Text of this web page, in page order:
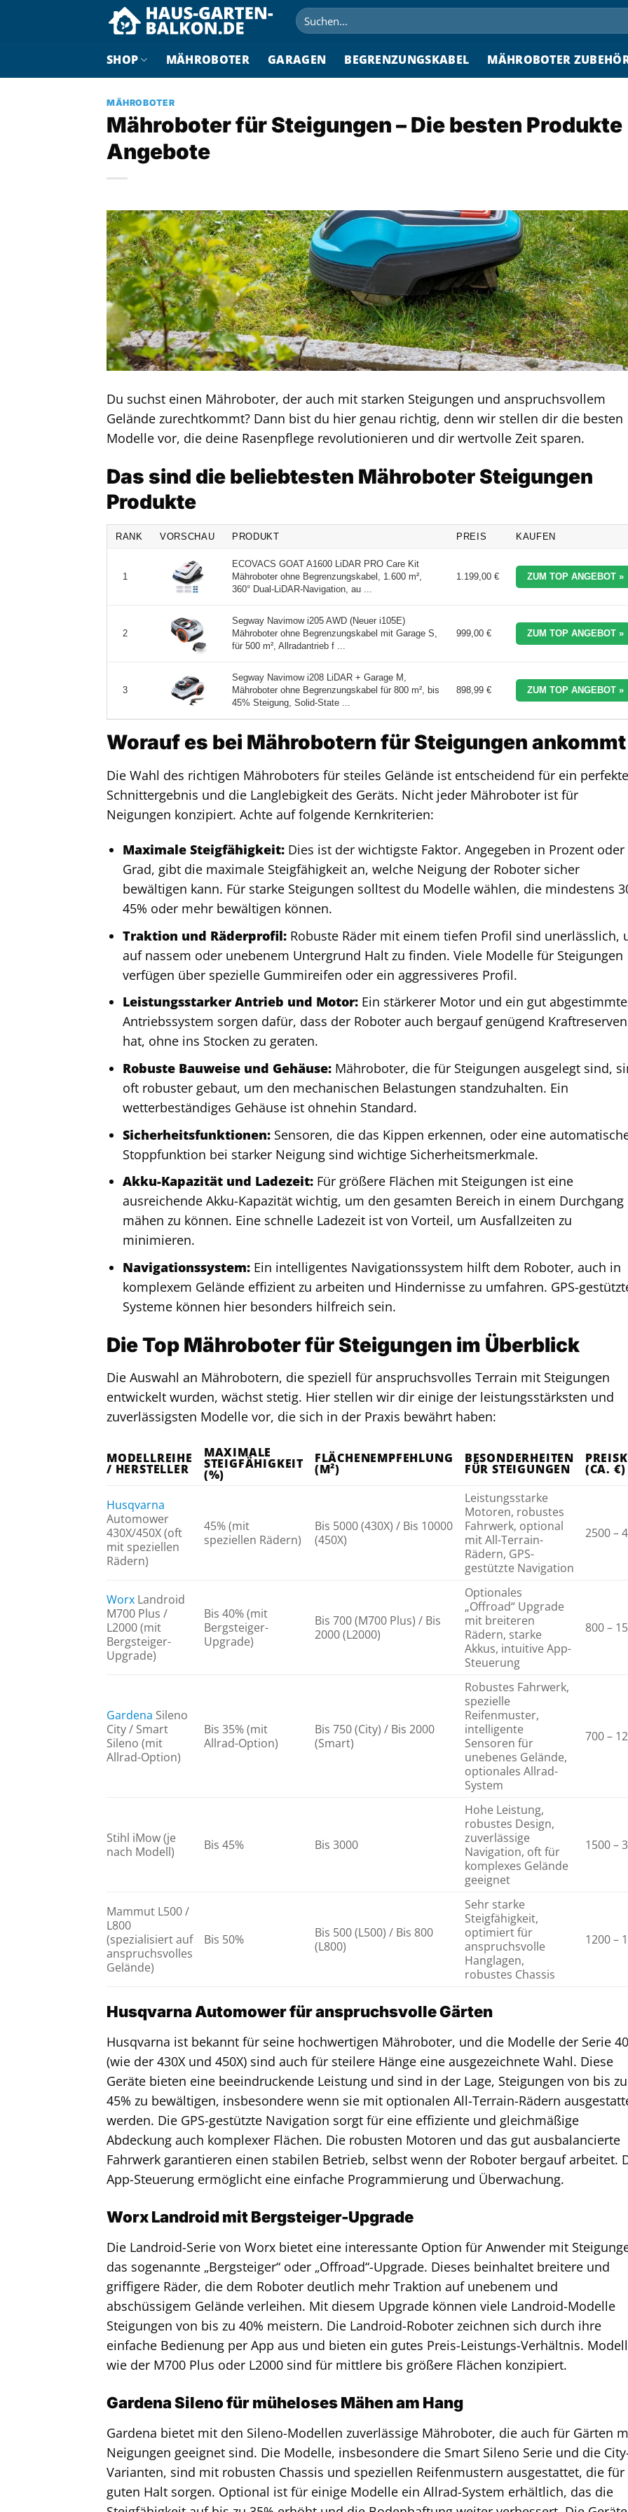
Suchen
nach:
SHOP MÄHROBOTER GARAGEN BEGRENZUNGSKABEL MÄHROBOTER
MÄHROBOTER
Mähroboter für Steigungen – Die besten Produkte |
Angebote
Du suchst einen Mähroboter, der auch mit starken Steigungen und anspruchsvollem
Gelände zurechtkommt? Dann bist du hier genau richtig, denn wir stellen dir die besten
Modelle vor, die deine Rasenpflege revolutionieren und dir wertvolle Zeit sparen.
Das sind die beliebtesten Mähroboter Steigungen
Produkte
RANK VORSCHAU PRODUKT PREIS KAUFEN
1
ECOVACS GOAT A1600 LiDAR PRO Care Kit
Mähroboter ohne Begrenzungskabel, 1.600 m²,
360° Dual-LiDAR-Navigation, au ...
1.199,00 € ZUM TOP ANGEBOT »
2
Segway Navimow i205 AWD (Neuer i105E)
Mähroboter ohne Begrenzungskabel mit Garage S,
für 500 m², Allradantrieb f ...
999,00 € ZUM TOP ANGEBOT »
3
Segway Navimow i208 LiDAR + Garage M,
Mähroboter ohne Begrenzungskabel für 800 m², bis
45% Steigung, Solid-State ...
898,99 € ZUM TOP ANGEBOT »
Worauf es bei Mährobotern für Steigungen ankommt
Die Wahl des richtigen Mähroboters für steiles Gelände ist entscheidend für ein
Schnittergebnis und die Langlebigkeit des Geräts. Nicht jeder Mähroboter ist für
Neigungen konzipiert. Achte auf folgende Kernkriterien:
Maximale Steigfähigkeit:Dies ist der wichtigste Faktor. Angegeben in Prozent oder
Grad, gibt die maximale Steigfähigkeit an, welche Neigung der Roboter sicher
bewältigen kann. Für starke Steigungen solltest du Modelle wählen, die mindestens
45% oder mehr bewältigen können.
Traktion und Räderprofil:Robuste Räder mit einem tiefen Profil sind unerlässlich,
auf nassem oder unebenem Untergrund Halt zu finden. Viele Modelle für Steigungen
verfügen über spezielle Gummireifen oder ein aggressiveres Profil.
Leistungsstarker Antrieb und Motor:Ein stärkerer Motor und ein gut
Antriebssystem sorgen dafür, dass der Roboter auch bergauf genügend Kraftreserven
hat, ohne ins Stocken zu geraten.
Robuste Bauweise und Gehäuse:Mähroboter, die für Steigungen ausgelegt sind,
oft robuster gebaut, um den mechanischen Belastungen standzuhalten. Ein
wetterbeständiges Gehäuse ist ohnehin Standard.
Sicherheitsfunktionen:Sensoren, die das Kippen erkennen, oder eine
Stoppfunktion bei starker Neigung sind wichtige Sicherheitsmerkmale.
Akku-Kapazität und Ladezeit:Für größere Flächen mit Steigungen ist eine
ausreichende Akku-Kapazität wichtig, um den gesamten Bereich in einem Durchgang
mähen zu können. Eine schnelle Ladezeit ist von Vorteil, um Ausfallzeiten zu
minimieren.
Navigationssystem:Ein intelligentes Navigationssystem hilft dem Roboter, auch in
komplexem Gelände effizient zu arbeiten und Hindernisse zu umfahren. GPS-
Systeme können hier besonders hilfreich sein.
Die Top Mähroboter für Steigungen im Überblick
Die Auswahl an Mährobotern, die speziell für anspruchsvolles Terrain mit Steigungen
entwickelt wurden, wächst stetig. Hier stellen wir dir einige der leistungsstärksten und
zuverlässigsten Modelle vor, die sich in der Praxis bewährt haben:
MODELLREIHE
/ HERSTELLER
MAXIMALE
STEIGFÄHIGKEIT
(%)
FLÄCHENEMPFEHLUNG
(M²)
BESONDERHEITEN
FÜR STEIGUNGEN (CA. €)
Husqvarna
Automower
430X/450X (oft
mit speziellen
Rädern)
45% (mit
speziellen Rädern)
Bis 5000 (430X) / Bis 10000
(450X)
Leistungsstarke
Motoren, robustes
Fahrwerk, optional
mit All-Terrain-
Rädern, GPS-
gestützte Navigation
2500 –
Worx Landroid
M700 Plus /
L2000 (mit
Bergsteiger-
Upgrade)
Bis 40% (mit
Bergsteiger-
Upgrade)
Bis 700 (M700 Plus) / Bis
2000 (L2000)
Optionales
„Offroad“ Upgrade
mit breiteren
Rädern, starke
Akkus, intuitive App-
Steuerung
800 –
Gardena Sileno
City / Smart
Sileno (mit
Allrad-Option)
Bis 35% (mit
Allrad-Option)
Bis 750 (City) / Bis 2000
(Smart)
Robustes Fahrwerk,
spezielle
Reifenmuster,
intelligente
Sensoren für
unebenes Gelände,
optionales Allrad-
System
700 –
Stihl iMow (je
nach Modell)
Bis 45% Bis 3000
Hohe Leistung,
robustes Design,
zuverlässige
Navigation, oft für
komplexes Gelände
geeignet
1500 –
Mammut L500 /
L800
(spezialisiert auf
anspruchsvolles
Gelände)
Bis 50%
Bis 500 (L500) / Bis 800
(L800)
Sehr starke
Steigfähigkeit,
optimiert für
anspruchsvolle
Hanglagen,
robustes Chassis
1200 –
Husqvarna Automower für anspruchsvolle Gärten
Husqvarna ist bekannt für seine hochwertigen Mähroboter, und die Modelle der Serie
(wie der 430X und 450X) sind auch für steilere Hänge eine ausgezeichnete Wahl. Diese
Geräte bieten eine beeindruckende Leistung und sind in der Lage, Steigungen von bis zu
45% zu bewältigen, insbesondere wenn sie mit optionalen All-Terrain-Rädern
werden. Die GPS-gestützte Navigation sorgt für eine effiziente und gleichmäßige
Abdeckung auch komplexer Flächen. Die robusten Motoren und das gut ausbalancierte
Fahrwerk garantieren einen stabilen Betrieb, selbst wenn der Roboter bergauf arbeitet.
App-Steuerung ermöglicht eine einfache Programmierung und Überwachung.
Worx Landroid mit Bergsteiger-Upgrade
Die Landroid-Serie von Worx bietet eine interessante Option für Anwender mit
das sogenannte „Bergsteiger“ oder „Offroad“-Upgrade. Dieses beinhaltet breitere und
griffigere Räder, die dem Roboter deutlich mehr Traktion auf unebenem und
abschüssigem Gelände verleihen. Mit diesem Upgrade können viele Landroid-Modelle
Steigungen von bis zu 40% meistern. Die Landroid-Roboter zeichnen sich durch ihre
einfache Bedienung per App aus und bieten ein gutes Preis-Leistungs-Verhältnis.
wie der M700 Plus oder L2000 sind für mittlere bis größere Flächen konzipiert.
Gardena Sileno für müheloses Mähen am Hang
Gardena bietet mit den Sileno-Modellen zuverlässige Mähroboter, die auch für Gärten
Neigungen geeignet sind. Die Modelle, insbesondere die Smart Sileno Serie und die
Varianten, sind mit robusten Chassis und speziellen Reifenmustern ausgestattet, die für
guten Halt sorgen. Optional ist für einige Modelle ein Allrad-System erhältlich, das die